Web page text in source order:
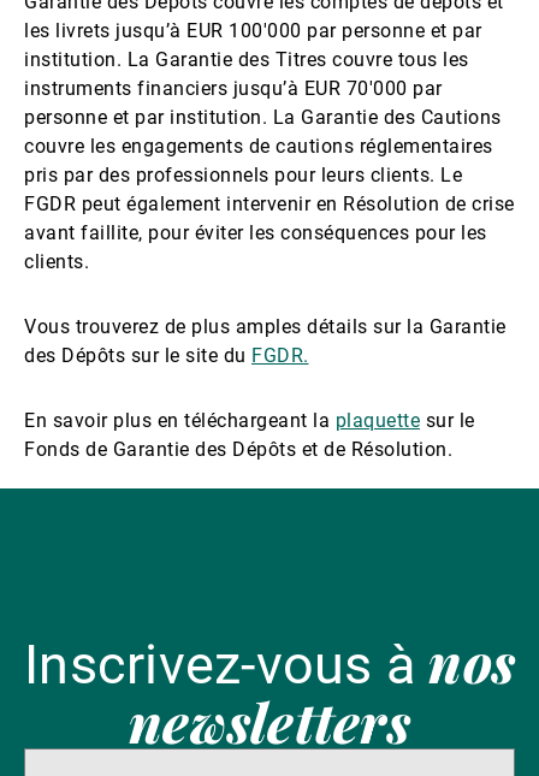
les livrets jusqu’à EUR 100'000 par personne et par
institution. La Garantie des Titres couvre tous les
instruments financiers jusqu’à EUR 70'000 par
personne et par institution. La Garantie des Cautions
couvre les engagements de cautions réglementaires
pris par des professionnels pour leurs clients. Le
FGDR peut également intervenir en Résolution de crise
avant faillite, pour éviter les conséquences pour les
clients.
Vous trouverez de plus amples détails sur la Garantie
des Dépôts sur le site du FGDR.
En savoir plus en téléchargeant la plaquette sur le
Fonds de Garantie des Dépôts et de Résolution.
Inscrivez-vous ànos
newsletters